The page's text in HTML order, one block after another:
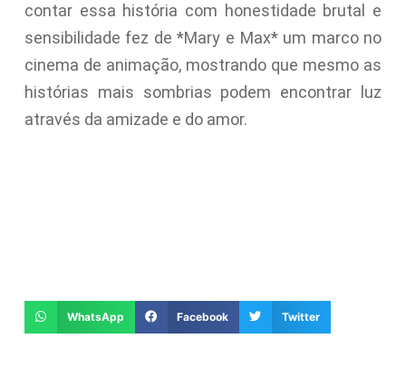
contar essa história com honestidade brutal e
sensibilidade fez de *Mary e Max* um marco no
cinema de animação, mostrando que mesmo as
histórias mais sombrias podem encontrar luz
através da amizade e do amor.
WhatsApp Facebook Twitter